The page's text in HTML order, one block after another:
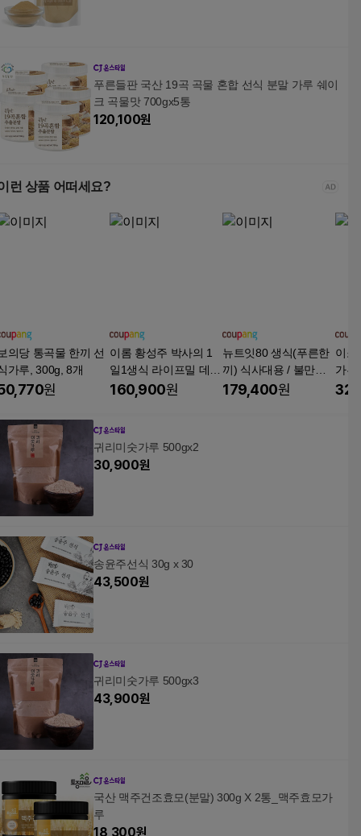
푸른들판 국산 19곡 곡물 혼합 선식 분말 가루 쉐이
크 곡물맛 700gx5통
120,100원
런 상품 어떠세요?
의당 통곡물 한끼 선
가루, 300g, 8개
원
이롬 황성주 박사의 1
일1생식 라이프밀 데일
리, 420g, 5개
160,900원
뉴트잇80 생식(푸른한
끼) 식사대용 / 불만족
시 100%환불, 980g, 4
179,400원
이소
가루
사대
귀리미숫가루 500gx2
30,900원
송윤주선식 30g x 30
43,500원
귀리미숫가루 500gx3
43,900원
국산 맥주건조효모(분말) 300g X 2통_맥주효모가
루
18,300원